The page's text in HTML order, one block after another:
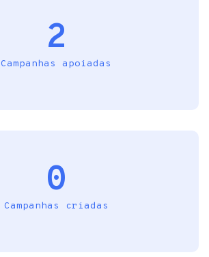
2
Campanhas apoiadas
0
Campanhas criadas